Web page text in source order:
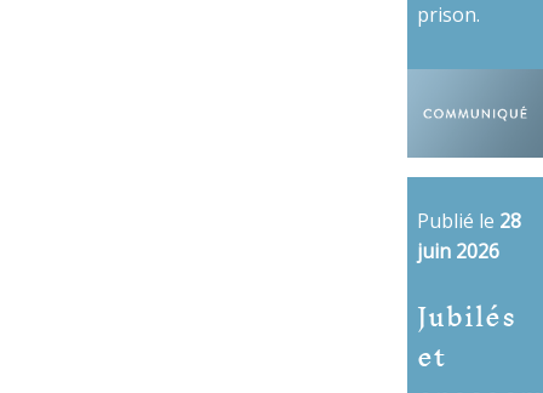
prison.
Publié le 28
juin 2026
Jubilés
et